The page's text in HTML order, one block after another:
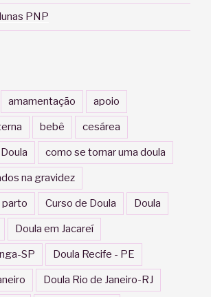
PNP
amamentação apoio
bebê cesárea
como se tornar uma doula
na gravidez
parto Curso de Doula Doula
Doula em Jacareí
SP Doula Recife - PE
Doula Rio de Janeiro-RJ